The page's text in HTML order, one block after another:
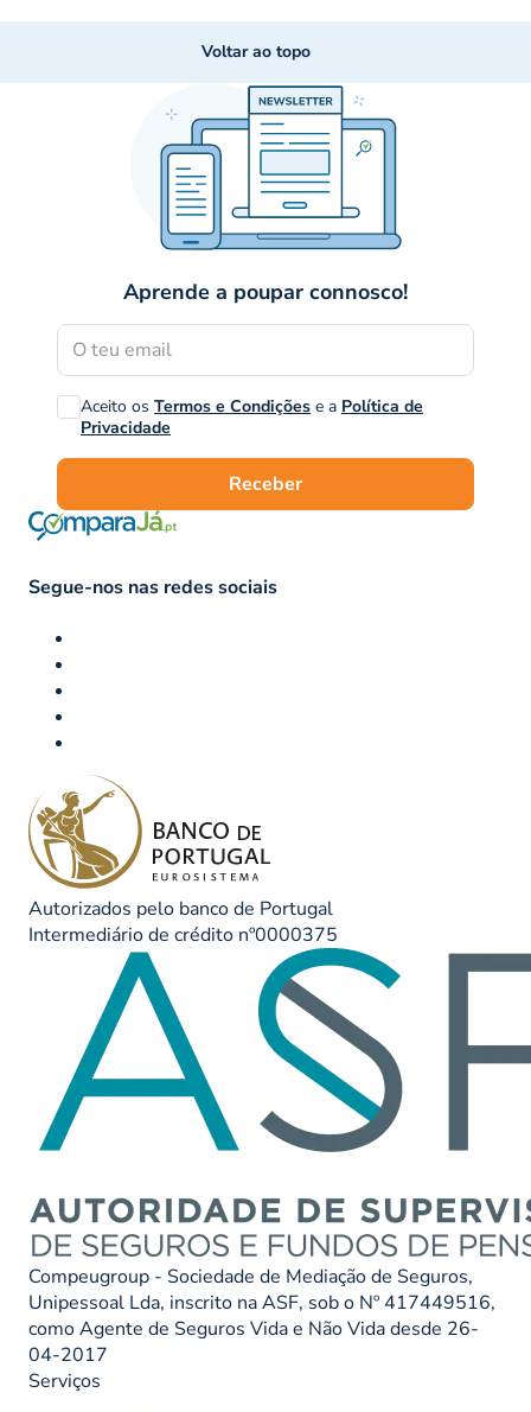
Voltar ao topo
Aprende a poupar connosco!
Aceito os Termos e Condições e a Política de
Privacidade
Receber
Segue-nos nas redes sociais
Autorizados pelo banco de Portugal
Intermediário de crédito nº0000375
Compeugroup - Sociedade de Mediação de Seguros,
Unipessoal Lda, inscrito na ASF, sob o Nº 417449516,
como Agente de Seguros Vida e Não Vida desde 26-
04-2017
Serviços